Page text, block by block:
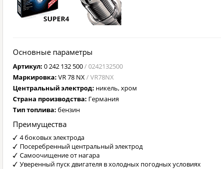
Основные параметры
Артикул: 0 242 132 500/ 0242132500
Маркировка: VR 78 NX/ VR78NX
Центральный электрод: никель, хром
Страна производства: Германия
Тип топлива: бензин
Преимущества
4 боковых электрода
Посеребренный центральный электрод
Самоочищение от нагара
Уверенный пуск двигателя в холодных погодных условиях